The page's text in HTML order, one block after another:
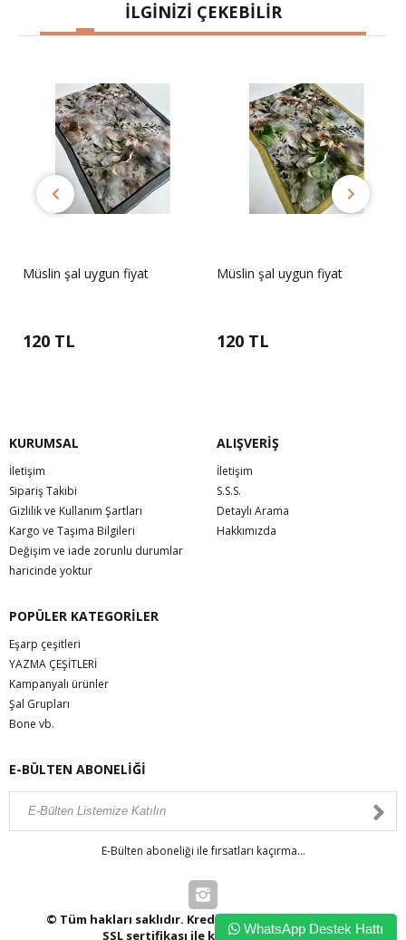
İLGİNİZİ ÇEKEBİLİR
Müslin şal uygun fiyat
120 TL
Müslin şal uygun fiyat
120 TL
KURUMSAL
İletişim
Sipariş Takibi
Gizlilik ve Kullanım Şartları
Kargo ve Taşıma Bilgileri
Değişim ve iade zorunlu durumlar
haricinde yoktur
ALIŞVERİŞ
İletişim
S.S.S.
Detaylı Arama
Hakkımızda
POPÜLER KATEGORİLER
Eşarp çeşitleri
YAZMA ÇEŞİTLERİ
Kampanyalı ürünler
Şal Grupları
Bone vb.
E-BÜLTEN ABONELİĞİ
E-Bülten aboneliği ile fırsatları kaçırma...
© Tüm hakları saklıdır. Kredi kartı bilgileriniz 256bit
SSL sertifikası ile korunmaktadır.WhatsApp Destek Hattı